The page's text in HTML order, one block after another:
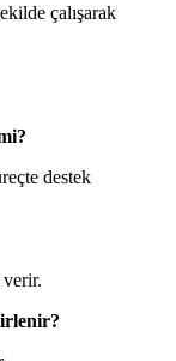
çalışarak
destek